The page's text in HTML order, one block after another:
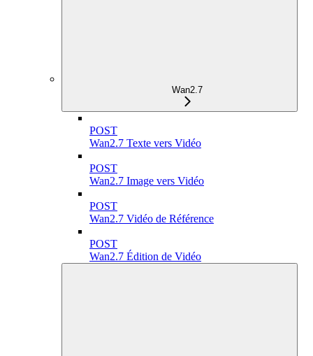
Wan2.7
POST
Wan2.7 Texte vers Vidéo
POST
Wan2.7 Image vers Vidéo
POST
Wan2.7 Vidéo de Référence
POST
Wan2.7 Édition de Vidéo